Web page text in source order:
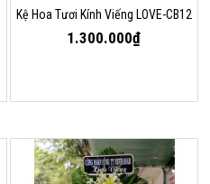
Kệ Hoa Tươi Kính Viếng LOVE-CB12
1.300.000₫